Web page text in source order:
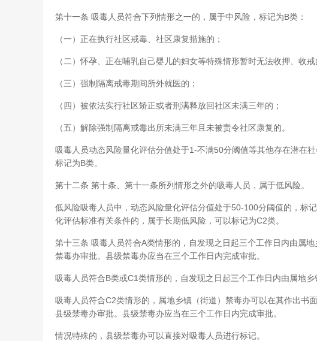
第十一条 吸毒人员符合下列情形之一的，属于中风险，标记为B类：
（一）正在执行社区戒毒、社区康复措施的；
（二）怀孕、正在哺乳自己婴儿的妇女等特殊情形暂时无法收押、收戒
（三）强制隔离戒毒期间所外就医的；
（四）被依法实行社区矫正或者刑满释放回社区未满三年的；
（五）解除强制隔离戒毒出所未满三年且未被责令社区康复的。
吸毒人员动态风险量化评估分值处于1-不满50分阈值等其他存在潜在
标记为B类。
第十二条 第十条、第十一条所列情形之外的吸毒人员，属于低风险。
低风险吸毒人员中，动态风险量化评估分值处于50-100分阈值的，标
化评估标准有关条件的，属于长期低风险，可以标记为C2类。
第十三条 吸毒人员符合A类情形的，自发现之日起三个工作日内由属
禁毒办审批。县级禁毒办应当在三个工作日内完成审批。
吸毒人员符合B类或C1类情形的，自发现之日起三个工作日内由属地
吸毒人员符合C2类情形的，属地乡镇（街道）禁毒办可以在其作出书
县级禁毒办审批。县级禁毒办应当在三个工作日内完成审批。
情况特殊的，县级禁毒办可以直接对吸毒人员进行标记。